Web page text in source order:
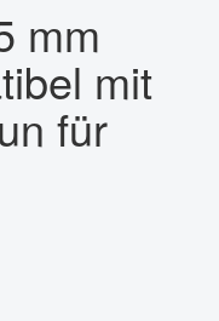
mm
mit
für